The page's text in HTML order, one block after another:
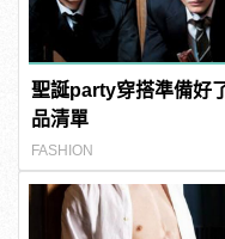
聖誕party穿搭準備好
品清單
FASHION